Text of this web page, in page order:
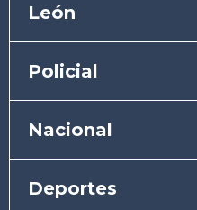
León
Policial
Nacional
Deportes